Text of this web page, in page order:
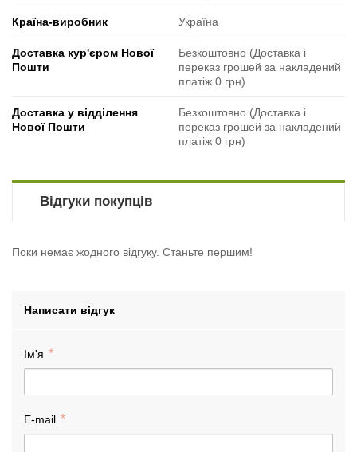
Країна-виробник Україна
Доставка кур'єром Нової
Пошти
Безкоштовно (Доставка і
переказ грошей за накладений
платіж 0 грн)
Доставка у відділення
Нової Пошти
Безкоштовно (Доставка і
переказ грошей за накладений
платіж 0 грн)
Відгуки покупців
Поки немає жодного відгуку. Станьте першим!
Написати відгук
Ім'я
E-mail